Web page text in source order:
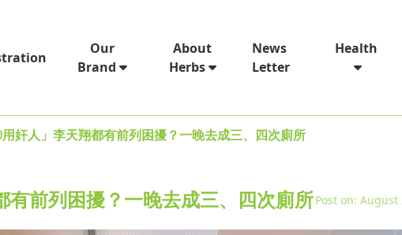
Our
Brand
About
Herbs
News
Letter
Health
奸人」李天翔都有前列困擾？一晚去成三、四次廁所
有前列困擾？一晚去成三、四次廁所Post on: August